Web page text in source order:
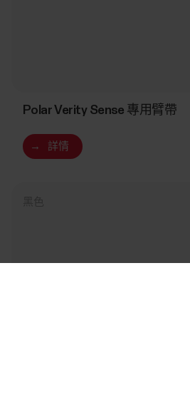
Polar Verity Sense 專用臂帶
→ 詳情